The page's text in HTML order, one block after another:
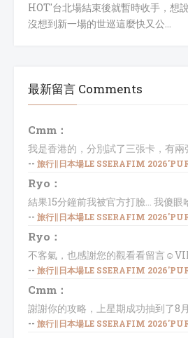
HOT'台北場結束後就暫時收手，想
沒想到新一場的世巡這麼快又公…
最新留言 Comments
Cmm：
我是香港的，分別試了三張卡，有兩
-- 旅行∥日本場LE SSERAFIM
Ryo：
結果15分鐘前我被官方打臉... 我傻眼
-- 旅行∥日本場LE SSERAFIM
Ryo：
不客氣，也感謝您的觀看看留言
-- 旅行∥日本場LE SSERAFIM
Cmm：
謝謝你的攻略，上星期成功抽到了8
-- 旅行∥日本場LE SSERAFIM